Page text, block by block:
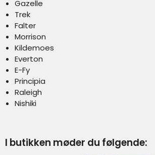
Gazelle
Trek
Falter
Morrison
Kildemoes
Everton
E-Fy
Principia
Raleigh
Nishiki
I butikken møder du følgende: